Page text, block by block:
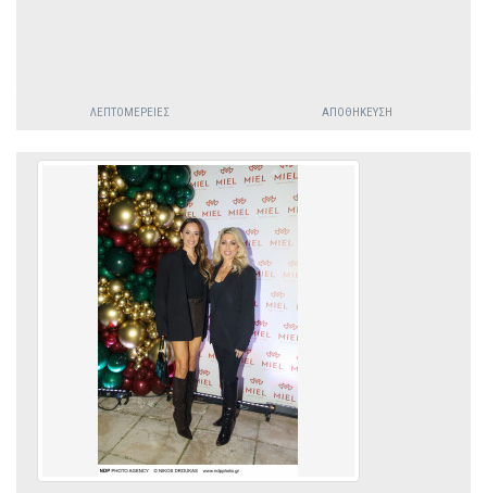
ΛΕΠΤΟΜΈΡΕΙΕΣ ΑΠΟΘΉΚΕΥΣΗ